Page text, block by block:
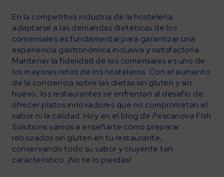
En la competitiva industria de la hostelería,
adaptarse a las demandas dietéticas de los
comensales es fundamental para garantizar una
experiencia gastronómica inclusiva y satisfactoria.
Mantener la fidelidad de los comensales es uno de
los mayores retos de los hosteleros. Con el aumento
de la conciencia sobre las dietas sin gluten y sin
huevo, los restaurantes se enfrentan al desafío de
ofrecer platos innovadores que no comprometan el
sabor ni la calidad. Hoy en el blog de Pescanova Fish
Solutions vamos a enseñarte cómo preparar
rebozados sin gluten en tu restaurante,
conservando todo su sabor y crujiente tan
característico. ¡No te lo pierdas!